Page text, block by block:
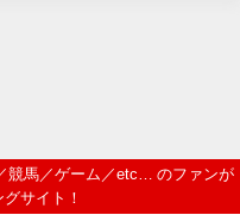
競馬／ゲーム／etc… のファンが
サイト！